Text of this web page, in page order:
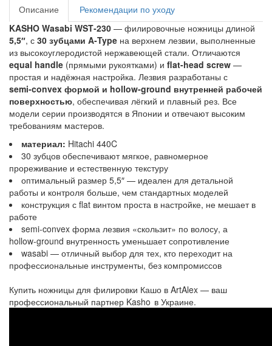
Описание
Рекомендации по уходу
KASHO Wasabi WST‑230 — филировочные ножницы длиной
5,5″, с 30 зубцами A‑Type на верхнем лезвии, выполненные
из высокоуглеродистой нержавеющей стали. Отличаются
equal handle (прямыми рукоятками) и flat-head screw —
простая и надёжная настройка. Лезвия разработаны с
semi‑convex формой и hollow‑ground внутренней рабочей
поверхностью, обеспечивая лёгкий и плавный рез. Все
модели серии производятся в Японии и отвечают высоким
требованиям мастеров.
материал: Hitachi 440C
30 зубцов обеспечивают мягкое, равномерное
прореживание и естественную текстуру
оптимальный размер 5,5″ — идеален для детальной
работы и контроля больше, чем стандартных моделей
конструкция с flat винтом проста в настройке, не мешает в
работе
semi‑convex форма лезвия «скользит» по волосу, а
hollow‑ground внутренность уменьшает сопротивление
wasabi — отличный выбор для тех, кто переходит на
профессиональные инструменты, без компромиссов
Купить ножницы для филировки Кашо в ArtAlex — ваш
профессиональный партнер Kasho в Украине.